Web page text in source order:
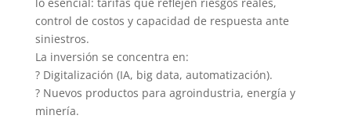
control de costos y capacidad de respuesta ante
siniestros.
La inversión se concentra en:
? Digitalización (IA, big data, automatización).
? Nuevos productos para agroindustria, energía y
minería.